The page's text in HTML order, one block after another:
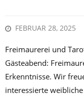
FEBRUAR 28, 2025
Freimaurerei und
Gästeabend:
Erkenntnisse. Wir
interessierte